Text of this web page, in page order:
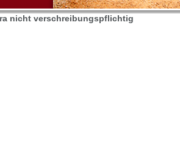
nicht verschreibungspflichtig